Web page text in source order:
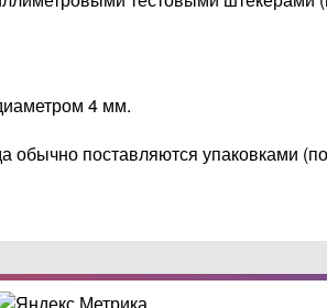
4 мм.
обычно поставляются упаковками